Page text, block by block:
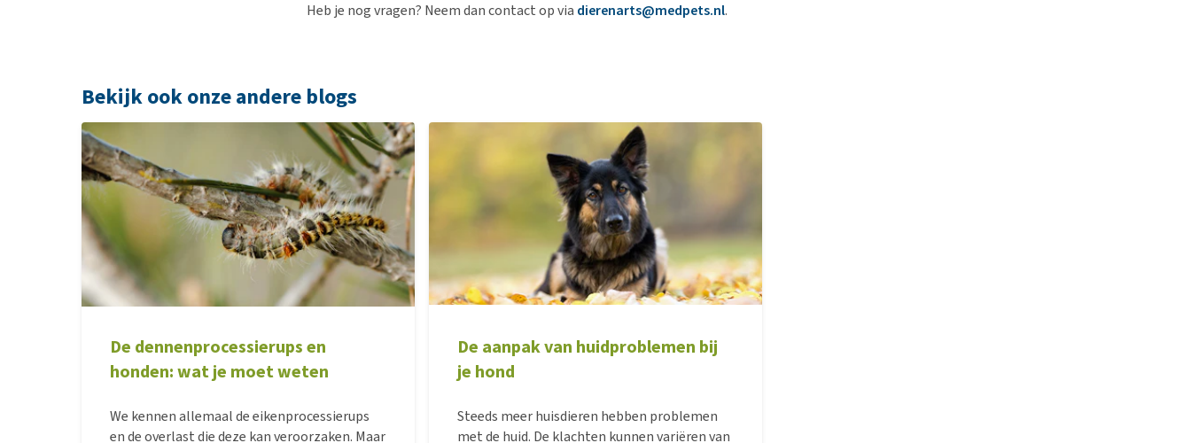
Heb je nog vragen? Neem dan contact op via dierenarts@medpets.nl.
Bekijk ook onze andere blogs
De dennenprocessierups en
honden: wat je moet weten
We kennen allemaal de eikenprocessierups
en de overlast die deze kan veroorzaken. Maar
De aanpak van huidproblemen bij
je hond
Steeds meer huisdieren hebben problemen
met de huid. De klachten kunnen variëren van